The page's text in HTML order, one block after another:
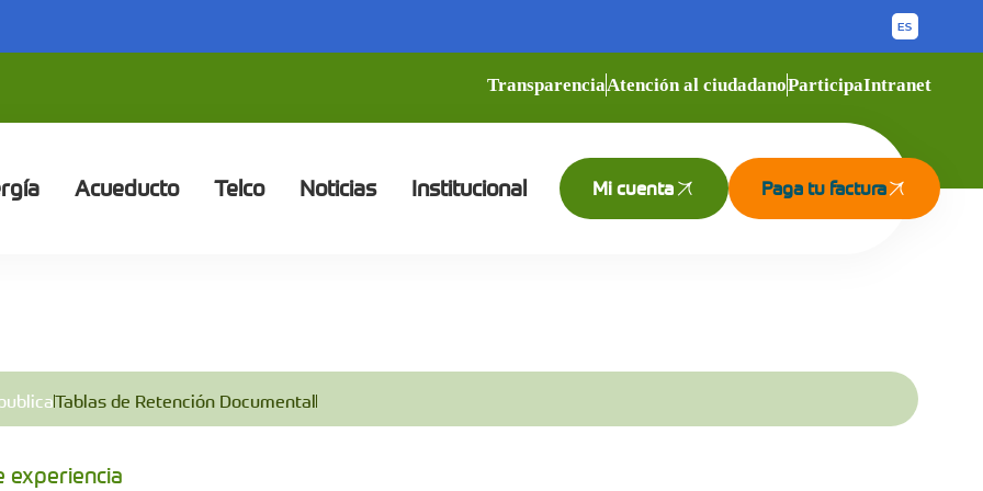
TransparenciaAtención al ciudadanoParticipaIntranet
Acueducto Telco Noticias Institucional Mi cuenta Paga tu factura
Tablas de Retención Documental
experiencia